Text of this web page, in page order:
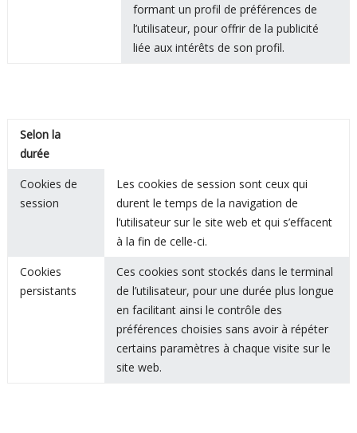
formant un profil de préférences de
l’utilisateur, pour offrir de la publicité
liée aux intérêts de son profil.
Selon la
durée
Cookies de
session
Les cookies de session sont ceux qui
durent le temps de la navigation de
l’utilisateur sur le site web et qui s’effacent
à la fin de celle-ci.
Cookies
persistants
Ces cookies sont stockés dans le terminal
de l’utilisateur, pour une durée plus longue
en facilitant ainsi le contrôle des
préférences choisies sans avoir à répéter
certains paramètres à chaque visite sur le
site web.